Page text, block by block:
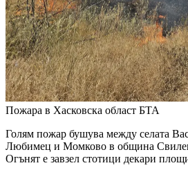
Пожара в Хасковска област БТА
Голям пожар бушува между селата
Любимец и Момково в община
Огънят е завзел стотици декари